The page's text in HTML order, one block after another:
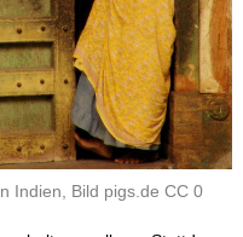
Indien, Bild pigs.de CC 0